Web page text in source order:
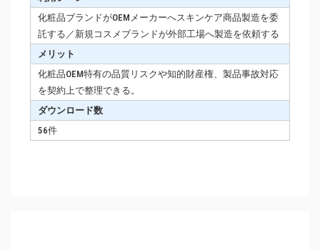
化粧品ブランドがOEMメーカーへスキンケア商品製造を委
託する／新規コスメブランドが外部工場へ製造を依頼する
メリット
化粧品OEM特有の品質リスクや知的財産権、製品事故対応
を契約上で整理できる。
ダウンロード数
56件